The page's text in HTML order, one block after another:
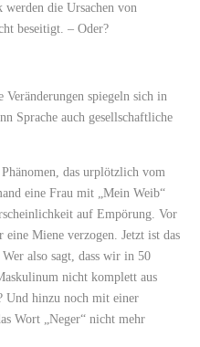
die Ursachen von
beseitigt. – Oder?
Veränderungen spiegeln sich in
Sprache auch gesellschaftliche
das urplötzlich vom
eine Frau mit „Mein Weib“
auf Empörung. Vor
eine Miene verzogen. Jetzt ist das
also sagt, dass wir in 50
nicht komplett aus
Und hinzu noch mit einer
Wort „Neger“ nicht mehr